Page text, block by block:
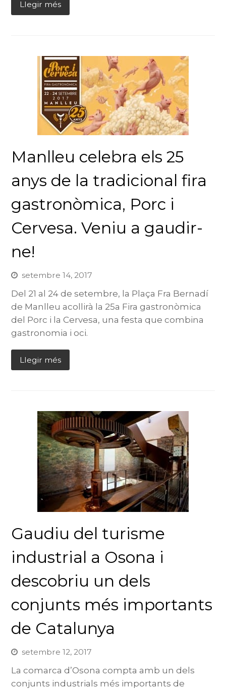
Llegir més
Manlleu celebra els 25
anys de la tradicional fira
gastronòmica, Porc i
Cervesa. Veniu a gaudir-
ne!
setembre 14, 2017
Del 21 al 24 de setembre, la Plaça Fra Bernadí
de Manlleu acollirà la 25a Fira gastronòmica
del Porc i la Cervesa, una festa que combina
gastronomia i oci.
Llegir més
Gaudiu del turisme
industrial a Osona i
descobriu un dels
conjunts més importants
de Catalunya
setembre 12, 2017
La comarca d’Osona compta amb un dels
conjunts industrials més importants de